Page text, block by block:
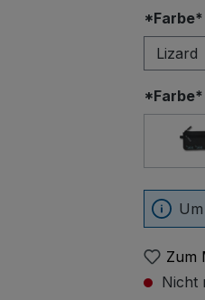
*Farbe*
Zum
Nicht